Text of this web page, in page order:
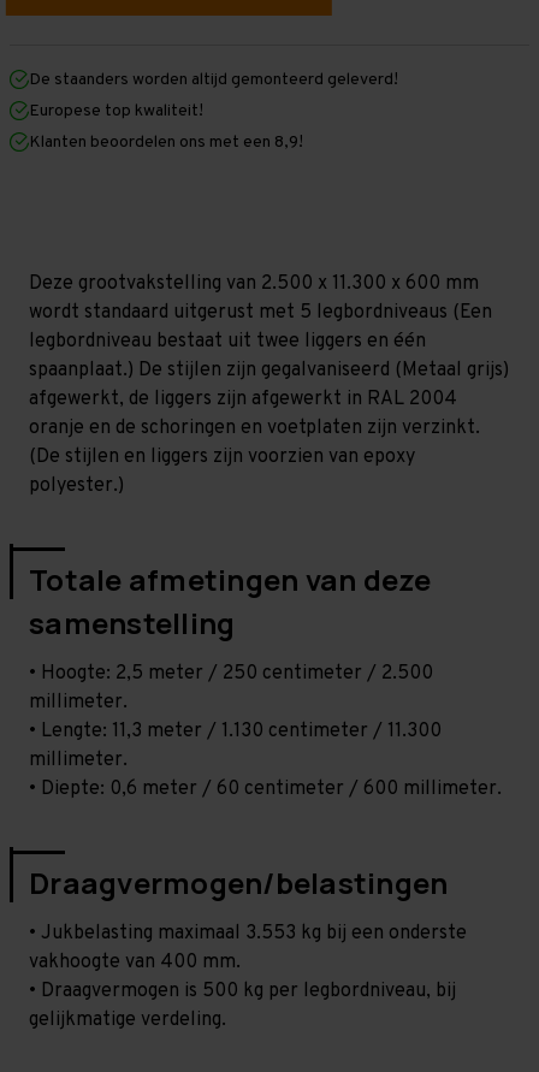
mm
mm
x
600
mm
mm
mm
600
mm
De staanders worden altijd gemonteerd geleverd!
Europese top kwaliteit!
Klanten beoordelen ons met een 8,9!
Deze grootvakstelling van 2.500 x 11.300 x 600 mm
wordt standaard uitgerust met 5 legbordniveaus (Een
legbordniveau bestaat uit twee liggers en één
spaanplaat.) De stijlen zijn gegalvaniseerd (Metaal grijs)
afgewerkt, de liggers zijn afgewerkt in RAL 2004
oranje en de schoringen en voetplaten zijn verzinkt.
(De stijlen en liggers zijn voorzien van epoxy
polyester.)
Totale afmetingen van deze
samenstelling
• Hoogte: 2,5 meter / 250 centimeter / 2.500
millimeter.
• Lengte: 11,3 meter / 1.130 centimeter / 11.300
millimeter.
• Diepte: 0,6 meter / 60 centimeter / 600 millimeter.
Draagvermogen/belastingen
• Jukbelasting maximaal 3.553 kg bij een onderste
vakhoogte van 400 mm.
• Draagvermogen is 500 kg per legbordniveau, bij
gelijkmatige verdeling.